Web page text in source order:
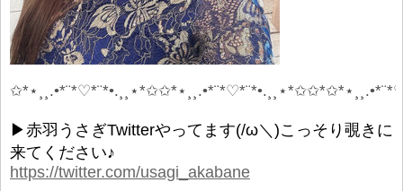
▶赤羽うさぎTwitterやってます(/ω＼)こっそり覗きに
来てください♪
https://twitter.com/usagi_akabane